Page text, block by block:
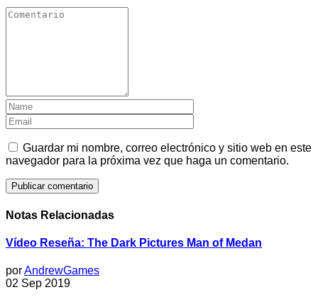
Guardar mi nombre, correo electrónico y sitio web en este
navegador para la próxima vez que haga un comentario.
Notas Relacionadas
Vídeo Reseña: The Dark Pictures Man of Medan
porAndrewGames
02 Sep 2019